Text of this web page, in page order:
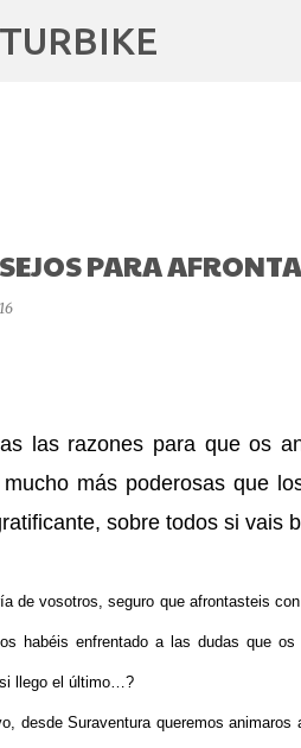
PARA
las razones para que os
más poderosas que
sobre todos si vais
de vosotros, seguro que afrontasteis
habéis enfrentado a las dudas que
llego el último…?
desde Suraventura queremos